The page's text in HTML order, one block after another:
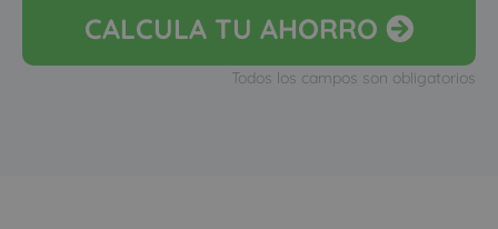
CALCULA TU AHORRO
Todos los campos son obligatorios